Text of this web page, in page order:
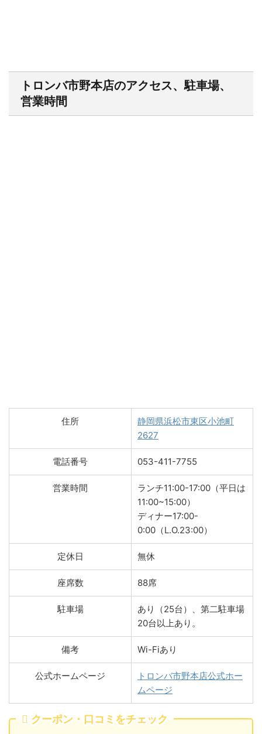
トロンバ市野本店のアクセス、駐車場、
営業時間
住所
静岡県浜松市東区小池町
2627
電話番号 053-411-7755
営業時間
ランチ11:00-17:00（平日は
11:00~15:00）
ディナー17:00-
0:00（L.O.23:00）
定休日 無休
座席数 88席
駐車場
あり（25台）、第二駐車場
20台以上あり。
備考 Wi-Fiあり
公式ホームページ
トロンバ市野本店公式ホー
ムページ
クーポン・口コミをチェック